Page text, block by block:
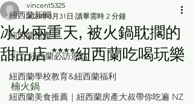
紐西蘭新聞
紐西蘭房產
🇳🇿 紐西蘭必訪景點
紐西蘭學校教育&紐西蘭福利
紐西蘭美食推薦｜紐西蘭房產大叔帶你吃遍 NZ
冰火兩重天, 被火鍋耽擱的
甜品店 ****紐西蘭吃喝玩樂
vincent5325
2024年8月31日 讀畢需時 2 分鐘
楠火鍋